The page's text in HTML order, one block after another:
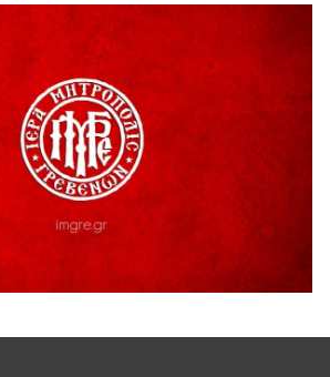
(και) δύναμη
ΣΥΝΕΧΙΖΕΙ ΣΤΟΝ ΠΡΩΤΕΑ
Συλλόγου Ταξιάρχη προς κ.
του Α΄ κλάδου ύδρευσης